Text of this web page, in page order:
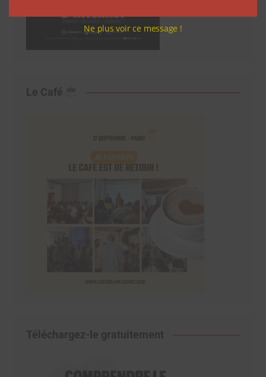
Le Café
Téléchargez-le gratuitement
Ne plus voir ce message !